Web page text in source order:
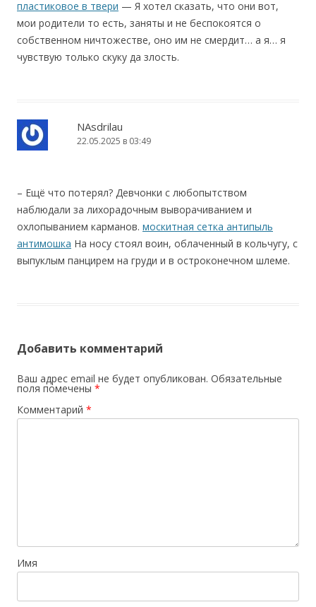
пластиковое в твери — Я хотел сказать, что они вот,
мои родители то есть, заняты и не беспокоятся о
собственном ничтожестве, оно им не смердит… а я… я
чувствую только скуку да злость.
NAsdrilau
22.05.2025 в 03:49
– Ещё что потерял? Девчонки с любопытством
наблюдали за лихорадочным выворачиванием и
охлопыванием карманов. москитная сетка антипыль
антимошка На носу стоял воин, облаченный в кольчугу, с
выпуклым панцирем на груди и в остроконечном шлеме.
Добавить комментарий
Ваш адрес email не будет опубликован. Обязательные
поля помечены *
Комментарий *
Имя